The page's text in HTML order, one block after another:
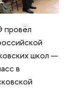
школ —
в